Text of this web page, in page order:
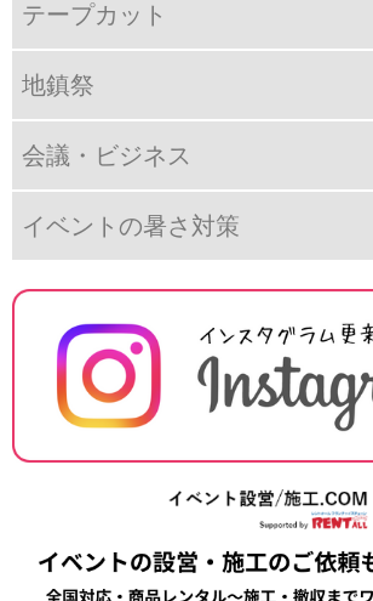
テープカット
地鎮祭
会議・ビジネス
イベントの暑さ対策